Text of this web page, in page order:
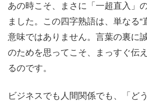
あの時こそ、まさに「一超直入」
ました。この四字熟語は、単なる“
意味ではありません。言葉の裏に
のためを思ってこそ、まっすぐ伝
るのです。
ビジネスでも人間関係でも、「ど